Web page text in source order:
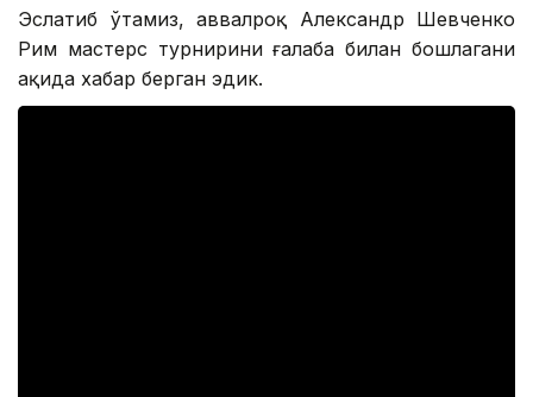
Эслатиб ўтамиз, аввалроқ Александр Шевченко
Рим мастерс турнирини ғалаба билан бошлагани
ҳақида хабар берган эдик.